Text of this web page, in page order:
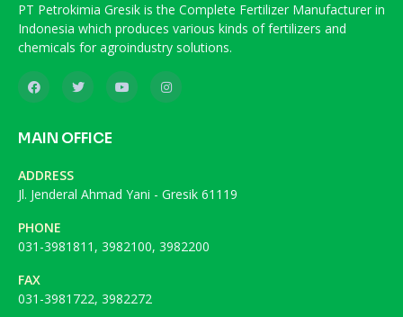
PT Petrokimia Gresik is the Complete Fertilizer Manufacturer in
Indonesia which produces various kinds of fertilizers and
chemicals for agroindustry solutions.
MAIN OFFICE
ADDRESS
Jl. Jenderal Ahmad Yani - Gresik 61119
PHONE
031-3981811, 3982100, 3982200
FAX
031-3981722, 3982272